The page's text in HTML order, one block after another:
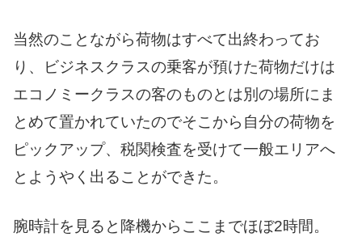
当然のことながら荷物はすべて出終わってお
り、ビジネスクラスの乗客が預けた荷物だけは
エコノミークラスの客のものとは別の場所にま
とめて置かれていたのでそこから自分の荷物を
ピックアップ、税関検査を受けて一般エリアへ
とようやく出ることができた。
腕時計を見ると降機からここまでほぼ2時間。